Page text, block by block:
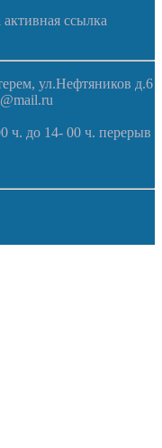
ссылка
ул.Нефтяников д.6
ч. до 14- 00 ч. перерыв